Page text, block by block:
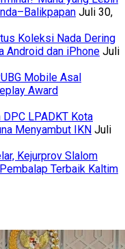
Juli 30,
Koleksi Nada Dering
Android dan iPhone Juli
Mobile Asal
Award
LPADKT Kota
Menyambut IKN Juli
Kejurprov Slalom
Terbaik Kaltim